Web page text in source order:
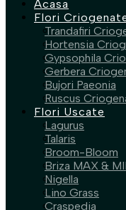
Acasa
Flori
Trandafiri
Hortensia
Gypsophila
Gerbera
Bujori Paeonia
Ruscus
Flori Uscate
Lagurus
Talaris
Broom-Bloom
Briza MAX &
Nigella
Lino Grass
Craspedia